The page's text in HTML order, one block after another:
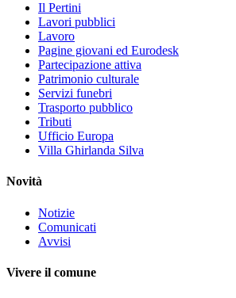
Il Pertini
Lavori pubblici
Lavoro
Pagine giovani ed Eurodesk
Partecipazione attiva
Patrimonio culturale
Servizi funebri
Trasporto pubblico
Tributi
Ufficio Europa
Villa Ghirlanda Silva
Novità
Notizie
Comunicati
Avvisi
Vivere il comune